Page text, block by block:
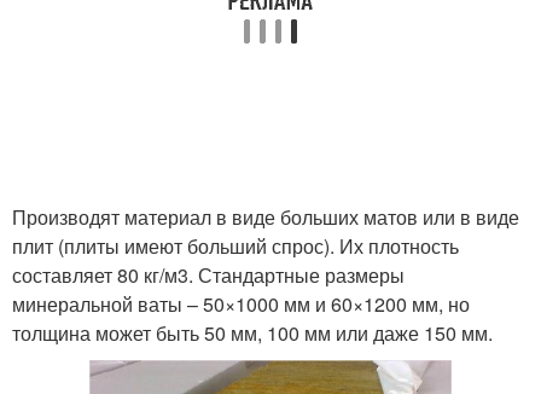
Производят материал в виде больших матов или в виде
плит (плиты имеют больший спрос). Их плотность
составляет 80 кг/м3. Стандартные размеры
минеральной ваты – 50×1000 мм и 60×1200 мм, но
толщина может быть 50 мм, 100 мм или даже 150 мм.